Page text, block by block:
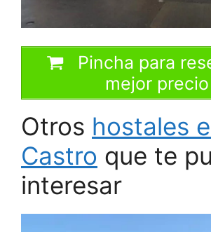
Pincha para
mejor precio
Otros hostales
Castro que te
interesar